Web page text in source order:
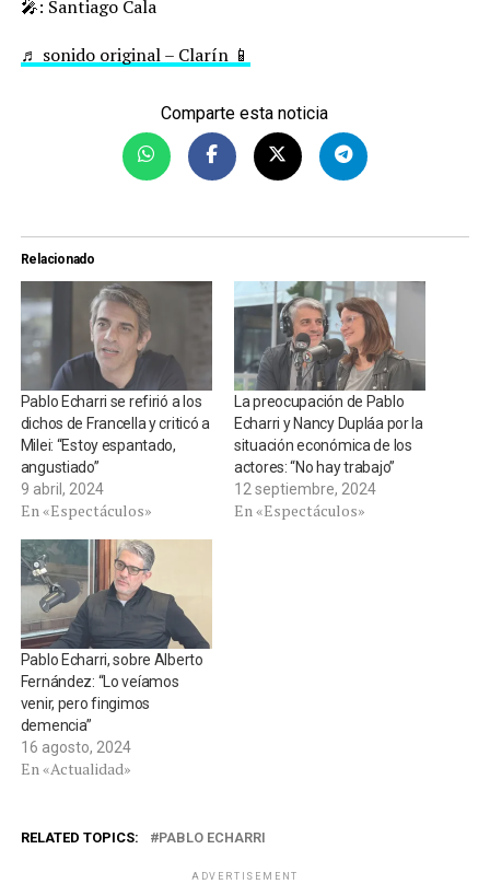
🎤: Santiago Cala
♬ sonido original – Clarín 📱
Comparte esta noticia
Relacionado
Pablo Echarri se refirió a los
dichos de Francella y criticó a
Milei: “Estoy espantado,
angustiado”
9 abril, 2024
En «Espectáculos»
La preocupación de Pablo
Echarri y Nancy Dupláa por la
situación económica de los
actores: “No hay trabajo”
12 septiembre, 2024
En «Espectáculos»
Pablo Echarri, sobre Alberto
Fernández: “Lo veíamos
venir, pero fingimos
demencia”
16 agosto, 2024
En «Actualidad»
RELATED TOPICS: PABLO ECHARRI
ADVERTISEMENT